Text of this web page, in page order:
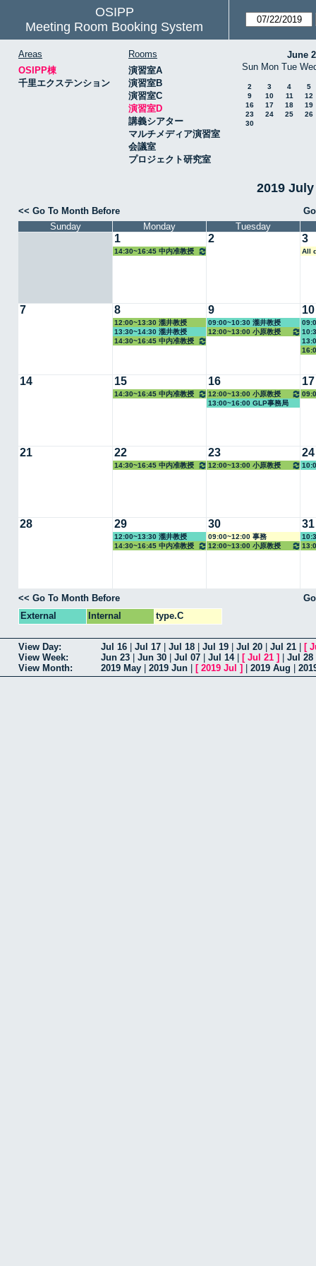
OSIPP
Meeting Room Booking System
Areas
OSIPP棟
千里エクステンション
Rooms
演習室A
演習室B
演習室C
演習室D
講義シアター
マルチメディア演習室
会議室
プロジェクト研究室
June
Sun Mon Tue
2 3 4
5
9
10 11
12
16
17 18
19
23
24 25
26
30
2019 July
<< Go To Month Before
Sunday
Monday Tuesday
1
14:30~16:45 中内准教授
2 3
All
7 8
12:00~13:30 瀧井教授
13:30~14:30 瀧井教授
14:30~16:45 中内准教授
9
09:00~10:30 瀧井教授
12:00~13:00 小原教授
10
14 15
14:30~16:45 中内准教授
16
12:00~13:00 小原教授
13:00~16:00 GLP事務局
17
21 22
14:30~16:45 中内准教授
23
12:00~13:00 小原教授
24
28 29
12:00~13:30 瀧井教授
14:30~16:45 中内准教授
30
09:00~12:00 事務
12:00~13:00 小原教授
31
<< Go To Month Before
External
Internal type.C
View Day: Jul 16 Jul 17 Jul 18 Jul 19 Jul 20 Jul 21 [
View Week:
Jun 23 Jun 30 Jul 07 Jul 14| [ Jul 21 ] Jul 28
View Month:
2019 May 2019 Jun [ 2019 Jul ] 2019 Aug